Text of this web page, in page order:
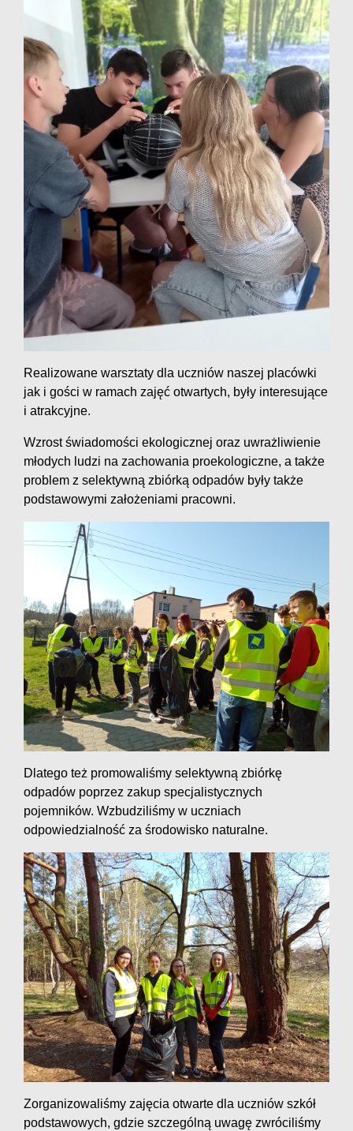
Realizowane warsztaty dla uczniów naszej placówki
jak i gości w ramach zajęć otwartych, były interesujące
i atrakcyjne.
Wzrost świadomości ekologicznej oraz uwrażliwienie
młodych ludzi na zachowania proekologiczne, a także
problem z selektywną zbiórką odpadów były także
podstawowymi założeniami pracowni.
Dlatego też promowaliśmy selektywną zbiórkę
odpadów poprzez zakup specjalistycznych
pojemników. Wzbudziliśmy w uczniach
odpowiedzialność za środowisko naturalne.
Zorganizowaliśmy zajęcia otwarte dla uczniów szkół
podstawowych, gdzie szczególną uwagę zwróciliśmy